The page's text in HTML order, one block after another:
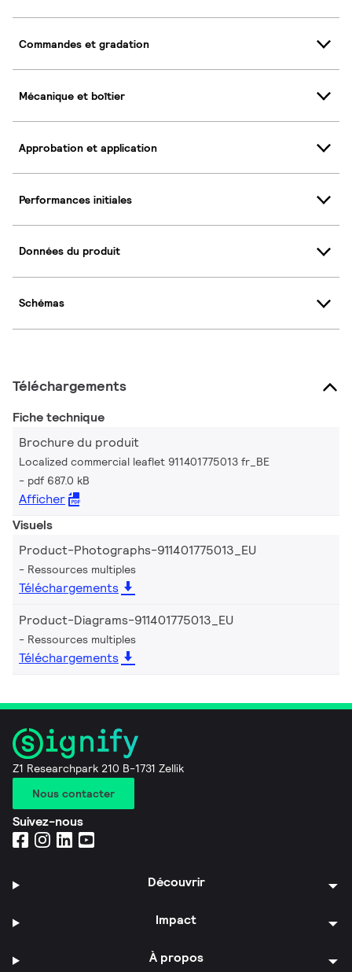
Commandes et gradation
Mécanique et boîtier
Approbation et application
Performances initiales
Données du produit
Schémas
Téléchargements
Fiche technique
Brochure du produit
Localized commercial leaflet 911401775013 fr_BE
pdf 687.0 kB
Afficher
Visuels
Product-Photographs-911401775013_EU
Ressources multiples
Téléchargements
Product-Diagrams-911401775013_EU
Ressources multiples
Téléchargements
Z1 Researchpark 210 B-1731 Zellik
Nous contacter
Suivez-nous
Découvrir
Impact
À propos